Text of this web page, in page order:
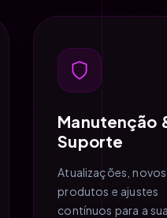
Manutenção
Suporte
Atualizações, novos
produtos e ajustes
contínuos para a